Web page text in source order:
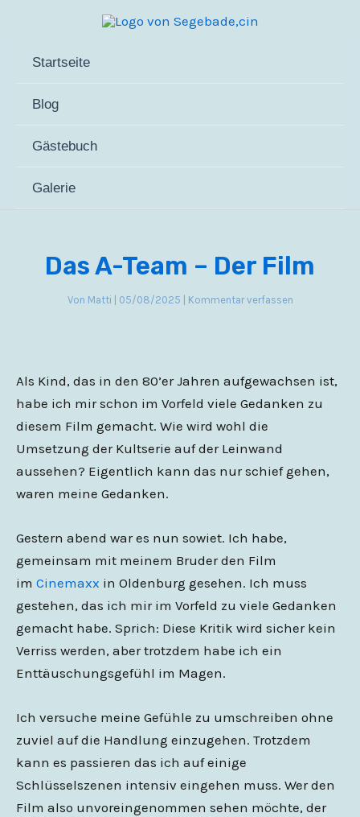
springenStartseite
Blog
Gästebuch
Galerie
Das A-Team – Der Film
Von Matti 05/08/2025 Kommentar verfassen
Als Kind, das in den 80’er Jahren aufgewachsen ist,
habe ich mir schon im Vorfeld viele Gedanken zu
diesem Film gemacht. Wie wird wohl die
Umsetzung der Kultserie auf der Leinwand
aussehen? Eigentlich kann das nur schief gehen,
waren meine Gedanken.
Gestern abend war es nun sowiet. Ich habe,
gemeinsam mit meinem Bruder den Film
im Cinemaxx in Oldenburg gesehen. Ich muss
gestehen, das ich mir im Vorfeld zu viele Gedanken
gemacht habe. Sprich: Diese Kritik wird sicher kein
Verriss werden, aber trotzdem habe ich ein
Enttäuschungsgefühl im Magen.
Ich versuche meine Gefühle zu umschreiben ohne
zuviel auf die Handlung einzugehen. Trotzdem
kann es passieren das ich auf einige
Schlüsselszenen intensiv eingehen muss. Wer den
Film also unvoreingenommen sehen möchte, der